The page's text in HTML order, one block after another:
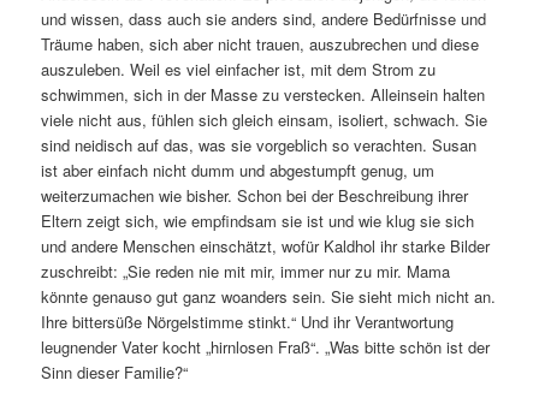
und wissen, dass auch sie anders sind, andere Bedürfnisse und
Träume haben, sich aber nicht trauen, auszubrechen und diese
auszuleben. Weil es viel einfacher ist, mit dem Strom zu
schwimmen, sich in der Masse zu verstecken. Alleinsein halten
viele nicht aus, fühlen sich gleich einsam, isoliert, schwach. Sie
sind neidisch auf das, was sie vorgeblich so verachten. Susan
ist aber einfach nicht dumm und abgestumpft genug, um
weiterzumachen wie bisher. Schon bei der Beschreibung ihrer
Eltern zeigt sich, wie empfindsam sie ist und wie klug sie sich
und andere Menschen einschätzt, wofür Kaldhol ihr starke Bilder
zuschreibt: „Sie reden nie mit mir, immer nur zu mir. Mama
könnte genauso gut ganz woanders sein. Sie sieht mich nicht an.
Ihre bittersüße Nörgelstimme stinkt.“ Und ihr Verantwortung
leugnender Vater kocht „hirnlosen Fraß“. „Was bitte schön ist der
Sinn dieser Familie?“